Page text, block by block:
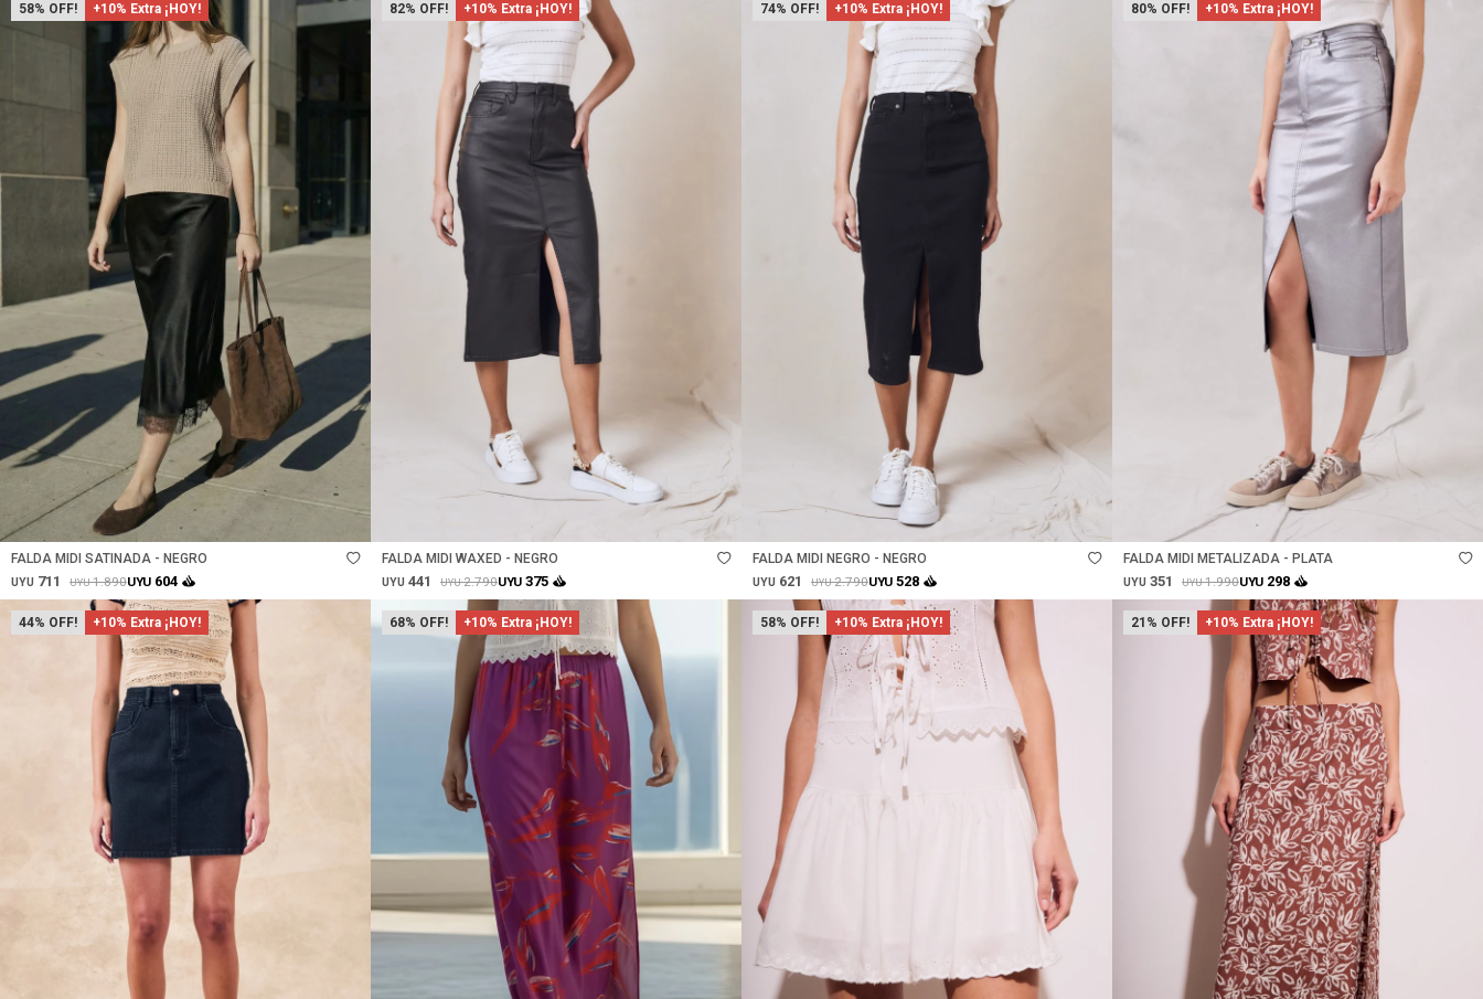
58 +10% Extra ¡HOY!
FALDA MIDI SATINADA - NEGRO
UYU 711 UYU1.890UYU 604
82 +10% Extra ¡HOY!
FALDA MIDI WAXED - NEGRO
UYU 441 UYU2.790UYU 375
74 +10% Extra ¡HOY!
FALDA MIDI NEGRO - NEGRO
UYU 621 UYU2.790UYU 528
80 +10% Extra ¡HOY!
FALDA MIDI METALIZADA - PLATA
UYU 351 UYU1.990UYU 298
44 +10% Extra ¡HOY! 68 +10% Extra ¡HOY! 58 +10% Extra ¡HOY! 21 +10% Extra ¡HOY!